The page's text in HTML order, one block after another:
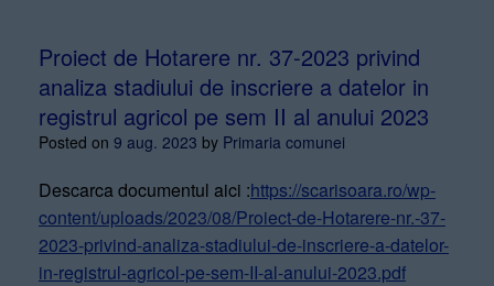
Proiect de Hotarere nr. 37-2023 privind
analiza stadiului de inscriere a datelor in
registrul agricol pe sem II al anului 2023
Posted on 9 aug. 2023 by Primaria comunei
Descarca documentul aici :https://scarisoara.ro/wp-
content/uploads/2023/08/Proiect-de-Hotarere-nr.-37-
2023-privind-analiza-stadiului-de-inscriere-a-datelor-
in-registrul-agricol-pe-sem-II-al-anului-2023.pdf